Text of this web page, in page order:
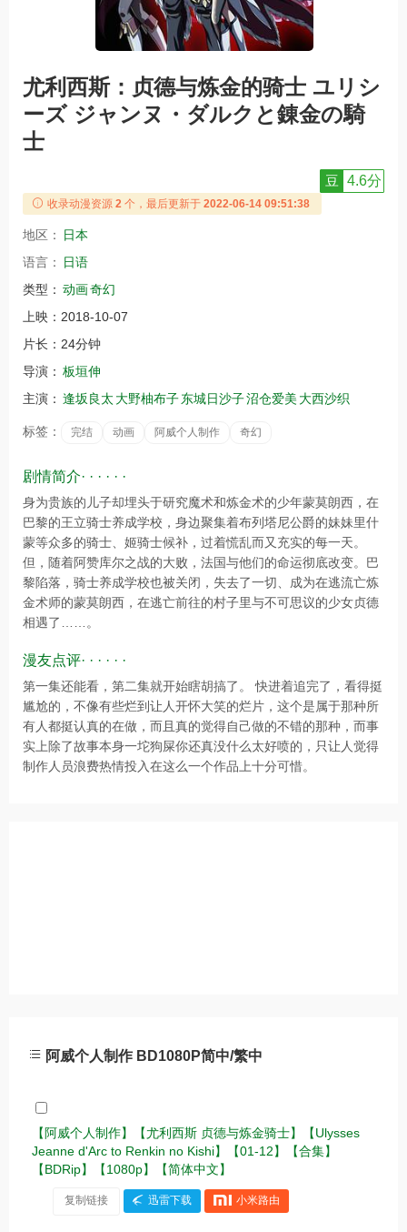
尤利西斯：贞德与炼金的骑士 ユリシ
ーズ ジャンヌ・ダルクと錬金の騎
士
豆 4.6分
收录动漫资源 2 个，最后更新于 2022-06-14 09:51:38
地区：
日本
语言：
日语
类型： 动画奇幻
上映： 2018-10-07
片长： 24分钟
导演： 板垣伸
主演： 逢坂良太 大野柚布子东城日沙子沼仓爱美 大西沙织
标签： 完结 动画 阿威个人制作 奇幻
剧情简介· · · · · ·
身为贵族的儿子却埋头于研究魔术和炼金术的少年蒙莫朗西，在
巴黎的王立骑士养成学校，身边聚集着布列塔尼公爵的妹妹里什
蒙等众多的骑士、姬骑士候补，过着慌乱而又充实的每一天。
但，随着阿赞库尔之战的大败，法国与他们的命运彻底改变。巴
黎陷落，骑士养成学校也被关闭，失去了一切、成为在逃流亡炼
金术师的蒙莫朗西，在逃亡前往的村子里与不可思议的少女贞德
相遇了……。
漫友点评· · · · · ·
第一集还能看，第二集就开始瞎胡搞了。 快进着追完了，看得挺
尴尬的，不像有些烂到让人开怀大笑的烂片，这个是属于那种所
有人都挺认真的在做，而且真的觉得自己做的不错的那种，而事
实上除了故事本身一坨狗屎你还真没什么太好喷的，只让人觉得
制作人员浪费热情投入在这么一个作品上十分可惜。
阿威个人制作 BD1080P简中/繁中
【阿威个人制作】【尤利西斯 贞德与炼金骑士】【Ulysses
Jeanne d'Arc to Renkin no Kishi】【01-12】【合集】
【BDRip】【1080p】【简体中文】
复制链接 迅雷下载 小米路由